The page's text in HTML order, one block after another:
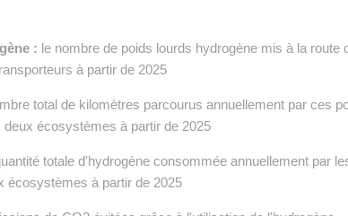
: le nombre de poids lourds hydrogène mis à la route
à partir de 2025
total de kilomètres parcourus annuellement par ces
écosystèmes à partir de 2025
totale d'hydrogène consommée annuellement par
écosystèmes à partir de 2025